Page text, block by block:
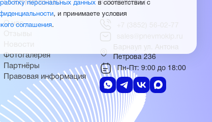
О нас
Отзывы
Новости
Фотогалерея
Партнёры
Правовая информация
+7 (3852) 56-02-77
sales@pnevmokip.ru
Барнаул ул. Антона
Петрова 236
Пн-Пт: 9:00 до 18:00
персональных данных в соответствии с
, и принимаете условия
соглашения.